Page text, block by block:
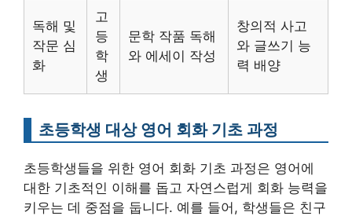
독해 및
작문 심
화
고
등
학
생
문학 작품 독해
와 에세이 작성
창의적 사고
와 글쓰기 능
력 배양
초등학생 대상 영어 회화 기초 과정
초등학생들을 위한 영어 회화 기초 과정은 영어에
대한 기초적인 이해를 돕고 자연스럽게 회화 능력을
키우는 데 중점을 둡니다. 예를 들어, 학생들은 친구